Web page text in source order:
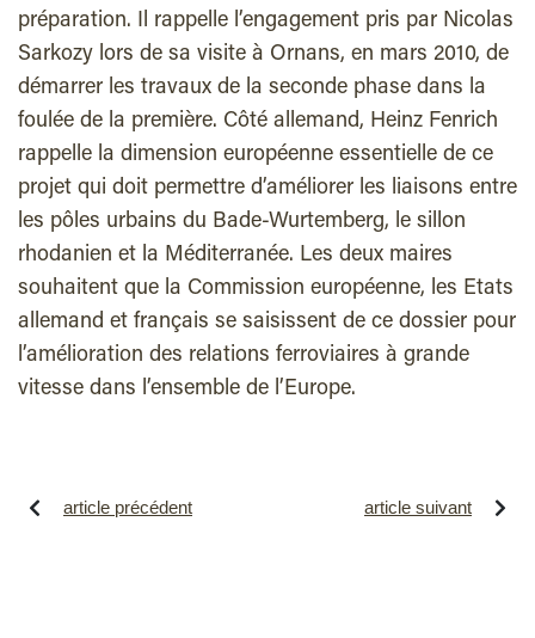
préparation. Il rappelle l’engagement pris par Nicolas
Sarkozy lors de sa visite à Ornans, en mars 2010, de
démarrer les travaux de la seconde phase dans la
foulée de la première. Côté allemand, Heinz Fenrich
rappelle la dimension européenne essentielle de ce
projet qui doit permettre d’améliorer les liaisons entre
les pôles urbains du Bade-Wurtemberg, le sillon
rhodanien et la Méditerranée. Les deux maires
souhaitent que la Commission européenne, les Etats
allemand et français se saisissent de ce dossier pour
l’amélioration des relations ferroviaires à grande
vitesse dans l’ensemble de l’Europe.
article précédent article suivant